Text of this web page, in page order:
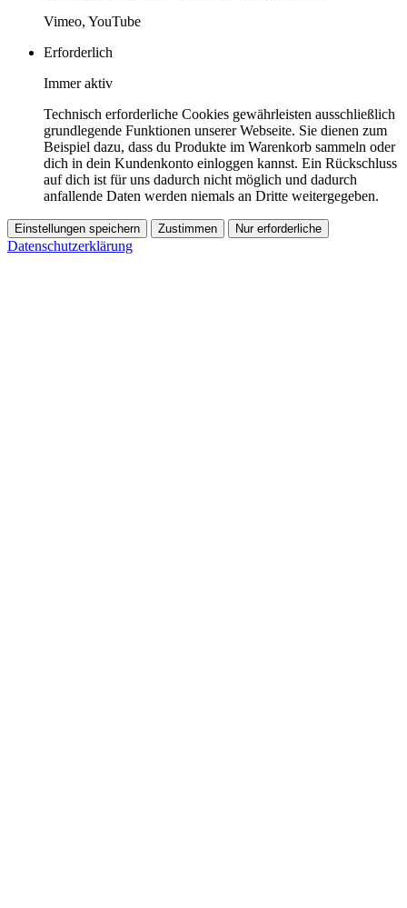
Vimeo, YouTube
Erforderlich
Immer aktiv
Technisch erforderliche Cookies gewährleisten ausschließlich
grundlegende Funktionen unserer Webseite. Sie dienen zum
Beispiel dazu, dass du Produkte im Warenkorb sammeln oder
dich in dein Kundenkonto einloggen kannst. Ein Rückschluss
auf dich ist für uns dadurch nicht möglich und dadurch
anfallende Daten werden niemals an Dritte weitergegeben.
Einstellungen speichern Zustimmen Nur erforderliche
Datenschutzerklärung